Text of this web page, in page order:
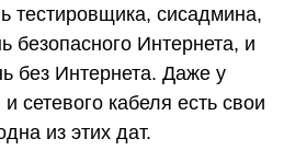
тестировщика, сисадмина,
безопасного Интернета, и
без Интернета. Даже у
сетевого кабеля есть свои
из этих дат.